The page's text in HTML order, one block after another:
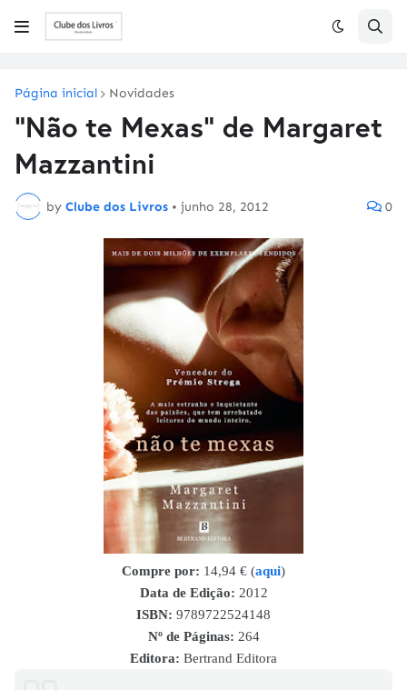
Página inicial Novidades
"Não te Mexas" de Margaret
Mazzantini
by Clube dos Livros • junho 28, 2012 0
Compre por: 14,94 € (aqui)
Data de Edição: 2012
ISBN: 9789722524148
Nº de Páginas: 264
Editora: Bertrand Editora